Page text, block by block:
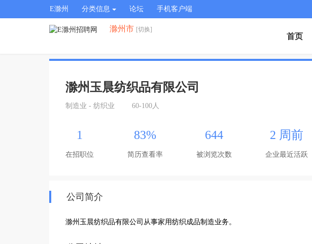
E滁州 分类信息 论坛 手机客户端
滁州市 [切换]
首页
滁州玉晨纺织品有限公司
制造业 - 纺织业 60-100人
1
在招职位
83%
简历查看率
644
被浏览次数
2 周前
企业最近活跃
公司简介
滁州玉晨纺织品有限公司从事家用纺织成品制造业务。